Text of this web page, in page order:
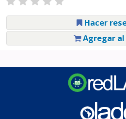
Hacer
Agregar